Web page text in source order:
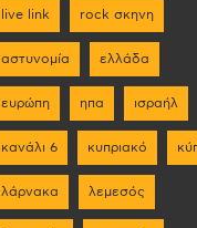
live link rock σκηνη
αστυνομία ελλάδα
ευρώπη ηπα ισραήλ
κανάλι 6 κυπριακό
λάρνακα λεμεσός